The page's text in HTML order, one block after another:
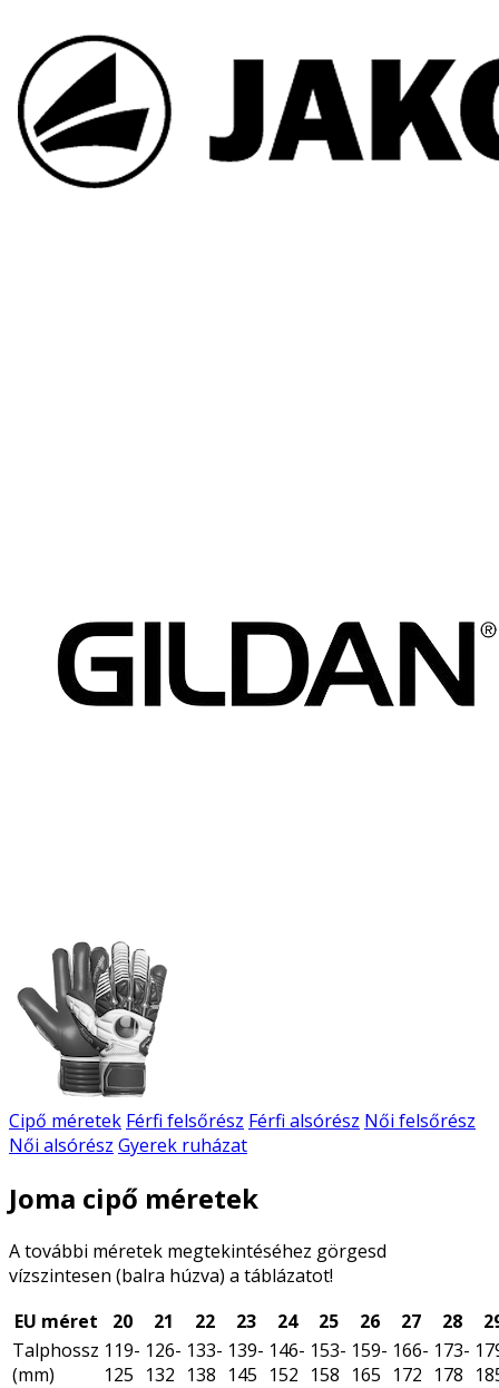
Cipő méretek Férfi felsőrész Férfi alsórész Női felsőrész
Női alsórész Gyerek ruházat
Joma cipő méretek
A további méretek megtekintéséhez görgesd
vízszintesen (balra húzva) a táblázatot!
EU méret
20 21 22 23 24 25 26 27 28
Talphossz
(mm)
119-
125
126-
132
133-
138
139-
145
146-
152
153-
158
159-
165
166-
172
173-
178